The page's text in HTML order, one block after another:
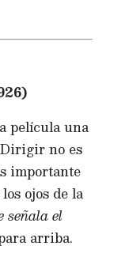
película una
no es
importante
ojos de la
señala el
arriba.